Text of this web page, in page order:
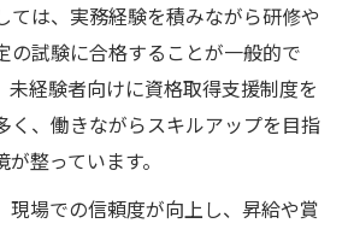
ては、実務経験を積みながら研修や
の試験に合格することが一般的で
未経験者向けに資格取得支援制度を
く、働きながらスキルアップを目指
整っています。
現場での信頼度が向上し、昇給や賞